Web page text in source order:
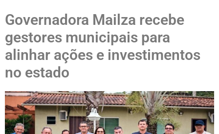
Governadora Mailza recebe
gestores municipais para
alinhar ações e investimentos
no estado